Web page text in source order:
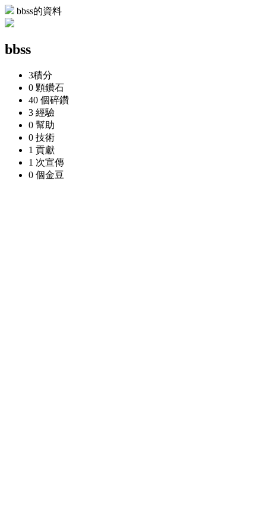
bbss的資料
bbss
3積分
0 顆鑽石
40 個碎鑽
3 經驗
0 幫助
0 技術
1 貢獻
1 次宣傳
0 個金豆